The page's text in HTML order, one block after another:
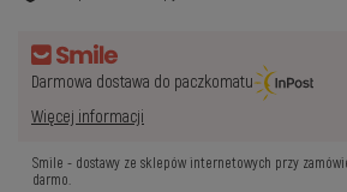
Darmowa dostawa do paczkomatu
Więcej informacji
Smile - dostawy ze sklepów internetowych przy
darmo.